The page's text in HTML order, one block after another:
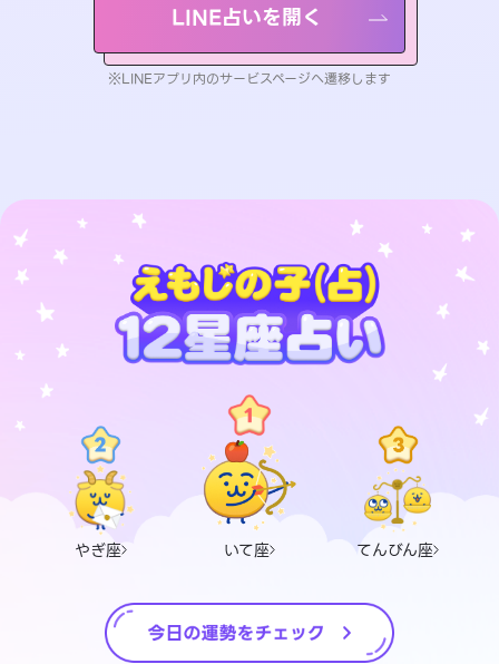
LINE占いを開く
※LINEアプリ内のサービスページへ遷移します
やぎ座 いて座 てんびん座